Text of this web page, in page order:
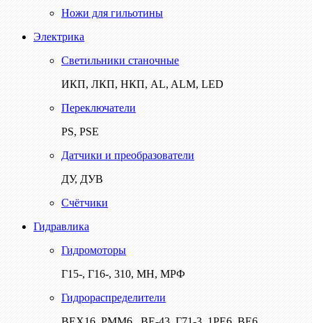
Ножи для гильотины
Электрика
Светильники станочные
ИКП, ЛКП, НКП, AL, ALM, LED
Переключатели
PS, PSE
Датчики и преобразователи
ДУ, ДУВ
Счётчики
Гидравлика
Гидромоторы
Г15-, Г16-, 310, МН, МРФ
Гидрораспределители